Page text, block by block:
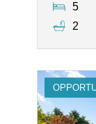
5
2